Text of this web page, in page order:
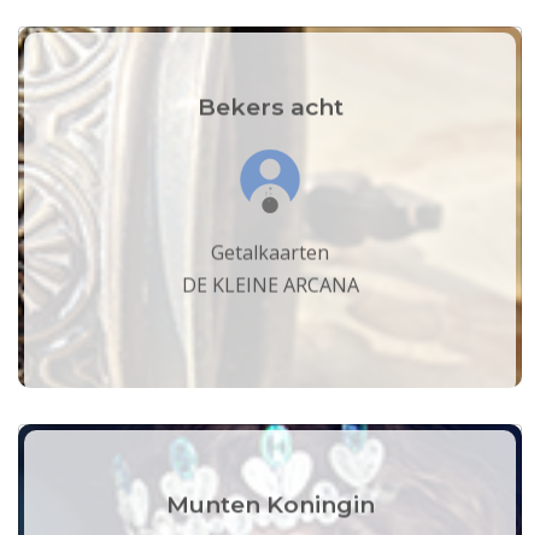
Bekers acht
Getalkaarten
DE KLEINE ARCANA
Munten Koningin